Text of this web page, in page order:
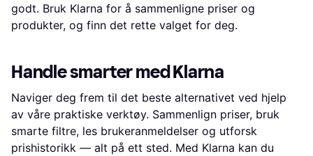
godt. Bruk Klarna for å sammenligne priser og
produkter, og finn det rette valget for deg.
Handle smarter med Klarna
Naviger deg frem til det beste alternativet ved hjelp
av våre praktiske verktøy. Sammenlign priser, bruk
smarte filtre, les brukeranmeldelser og utforsk
prishistorikk — alt på ett sted. Med Klarna kan du